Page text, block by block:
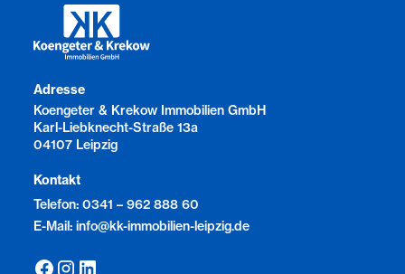
Adresse
Koengeter & Krekow Immobilien GmbH
Karl-Liebknecht-Straße 13a
04107 Leipzig
Kontakt
Telefon: 0341 – 962 888 60
E-Mail: info@kk-immobilien-leipzig.de